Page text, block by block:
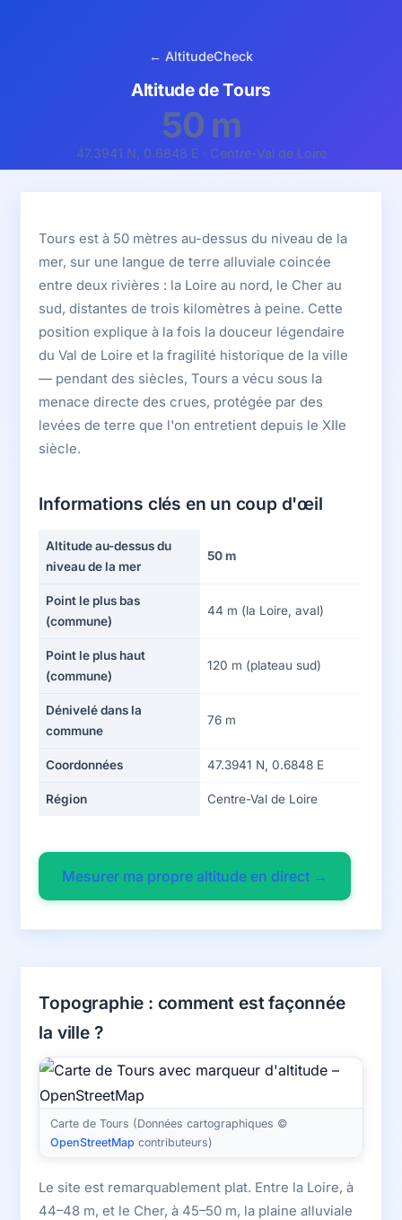
← AltitudeCheck
Altitude de Tours
50 m
47.3941 N, 0.6848 E · Centre-Val de Loire
Tours est à 50 mètres au-dessus du niveau de la
mer, sur une langue de terre alluviale coincée
entre deux rivières : la Loire au nord, le Cher au
sud, distantes de trois kilomètres à peine. Cette
position explique à la fois la douceur légendaire
du Val de Loire et la fragilité historique de la ville
— pendant des siècles, Tours a vécu sous la
menace directe des crues, protégée par des
levées de terre que l'on entretient depuis le XIIe
siècle.
Informations clés en un coup d'œil
Altitude au-dessus du
niveau de la mer
50 m
Point le plus bas
(commune)
44 m (la Loire, aval)
Point le plus haut
(commune)
120 m (plateau sud)
Dénivelé dans la
commune
76 m
Coordonnées 47.3941 N, 0.6848 E
Région Centre-Val de Loire
Mesurer ma propre altitude en direct →
Topographie : comment est façonnée
la ville ?
Carte de Tours (Données cartographiques ©
OpenStreetMap contributeurs)
Le site est remarquablement plat. Entre la Loire, à
44–48 m, et le Cher, à 45–50 m, la plaine alluviale